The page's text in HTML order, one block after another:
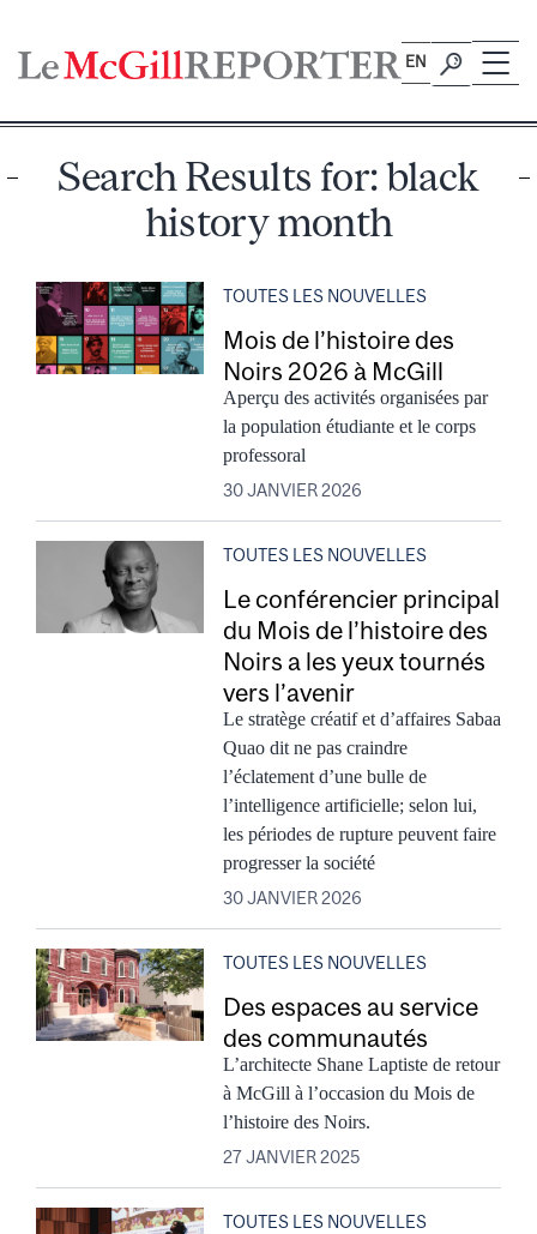
content
EN
Search Results for:black
history month
TOUTES LES NOUVELLES
Mois de l’histoire des
Noirs 2026 à McGill
Aperçu des activités organisées par
la population étudiante et le corps
professoral
30 JANVIER 2026
TOUTES LES NOUVELLES
Le conférencier principal
du Mois de l’histoire des
Noirs a les yeux tournés
vers l’avenir
Le stratège créatif et d’affaires Sabaa
Quao dit ne pas craindre
l’éclatement d’une bulle de
l’intelligence artificielle; selon lui,
les périodes de rupture peuvent faire
progresser la société
30 JANVIER 2026
TOUTES LES NOUVELLES
Des espaces au service
des communautés
L’architecte Shane Laptiste de retour
à McGill à l’occasion du Mois de
l’histoire des Noirs.
27 JANVIER 2025
TOUTES LES NOUVELLES